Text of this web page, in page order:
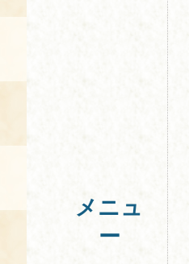
メニュ
ー